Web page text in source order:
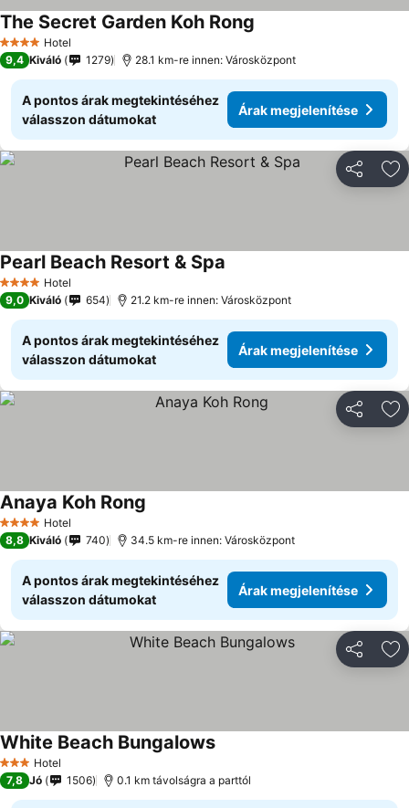
4 KategóriaHotel
The Secret Garden Koh Rong
9,4 Kiváló 1279 28.1 km-re innen: Városközpont
A pontos árak megtekintéséhez
válasszon dátumokat
Árak megjelenítése
4 KategóriaHotel
Pearl Beach Resort & Spa
9,0 Kiváló 654 21.2 km-re innen: Városközpont
A pontos árak megtekintéséhez
válasszon dátumokat
Árak megjelenítése
4 KategóriaHotel
Anaya Koh Rong
8,8 Kiváló 740 34.5 km-re innen: Városközpont
A pontos árak megtekintéséhez
válasszon dátumokat
Árak megjelenítése
3 Kategória
Hotel
White Beach Bungalows
7,8 Jó 1506 0.1 km távolságra a parttól